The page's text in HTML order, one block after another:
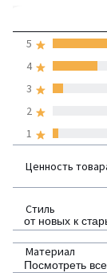
1
2
3
4
5
Ценность
Стиль
Материал
от новых к
Посмотреть